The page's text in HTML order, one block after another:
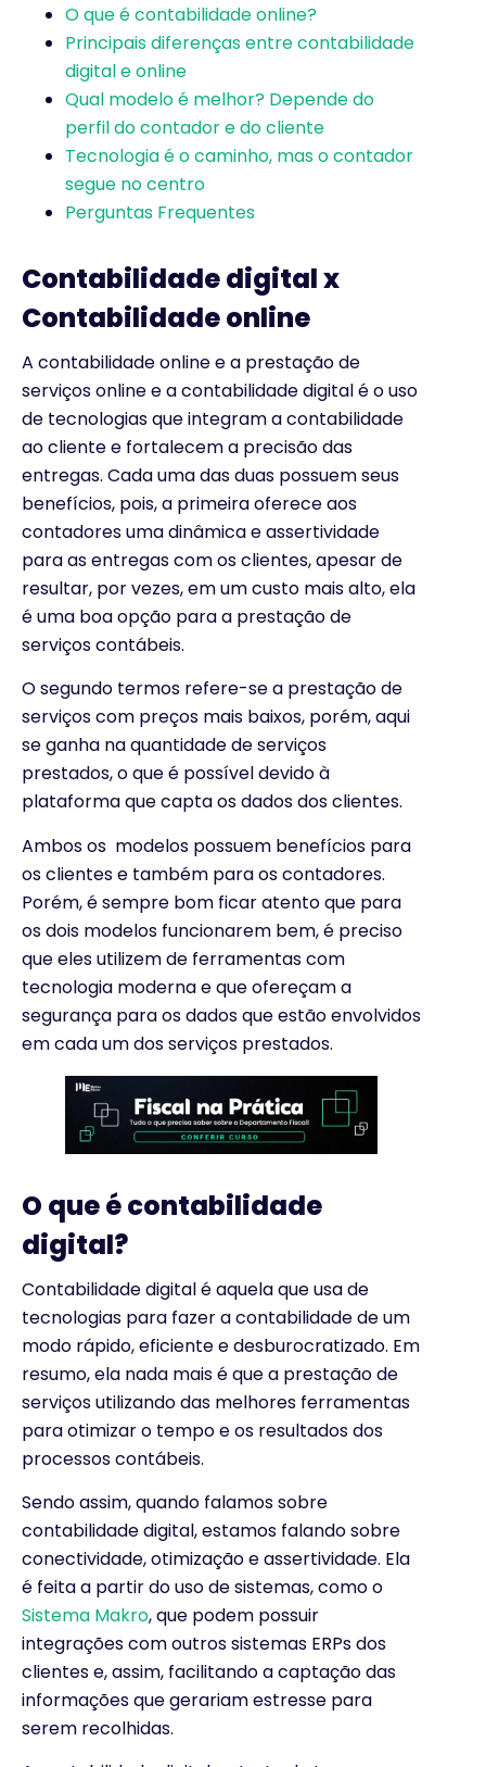
O que é contabilidade online?
Principais diferenças entre contabilidade
digital e online
Qual modelo é melhor? Depende do
perfil do contador e do cliente
Tecnologia é o caminho, mas o contador
segue no centro
Perguntas Frequentes
Contabilidade digital x
Contabilidade online
A contabilidade online e a prestação de
serviços online e a contabilidade digital é o uso
de tecnologias que integram a contabilidade
ao cliente e fortalecem a precisão das
entregas. Cada uma das duas possuem seus
benefícios, pois, a primeira oferece aos
contadores uma dinâmica e assertividade
para as entregas com os clientes, apesar de
resultar, por vezes, em um custo mais alto, ela
é uma boa opção para a prestação de
serviços contábeis.
O segundo termos refere-se a prestação de
serviços com preços mais baixos, porém, aqui
se ganha na quantidade de serviços
prestados, o que é possível devido à
plataforma que capta os dados dos clientes.
Ambos os modelos possuem benefícios para
os clientes e também para os contadores.
Porém, é sempre bom ficar atento que para
os dois modelos funcionarem bem, é preciso
que eles utilizem de ferramentas com
tecnologia moderna e que ofereçam a
segurança para os dados que estão envolvidos
em cada um dos serviços prestados.
O que é contabilidade
digital?
Contabilidade digital é aquela que usa de
tecnologias para fazer a contabilidade de um
modo rápido, eficiente e desburocratizado. Em
resumo, ela nada mais é que a prestação de
serviços utilizando das melhores ferramentas
para otimizar o tempo e os resultados dos
processos contábeis.
Sendo assim, quando falamos sobre
contabilidade digital, estamos falando sobre
conectividade, otimização e assertividade. Ela
é feita a partir do uso de sistemas, como o
Sistema Makro, que podem possuir
integrações com outros sistemas ERPs dos
clientes e, assim, facilitando a captação das
informações que gerariam estresse para
serem recolhidas.